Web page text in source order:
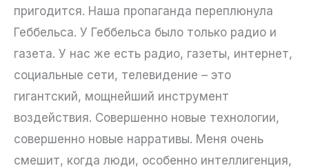
пригодится. Наша пропаганда переплюнула
Геббельса. У Геббельса было только радио и
газета. У нас же есть радио, газеты, интернет,
социальные сети, телевидение – это
гигантский, мощнейший инструмент
воздействия. Совершенно новые технологии,
совершенно новые нарративы. Меня очень
смешит, когда люди, особенно интеллигенция,